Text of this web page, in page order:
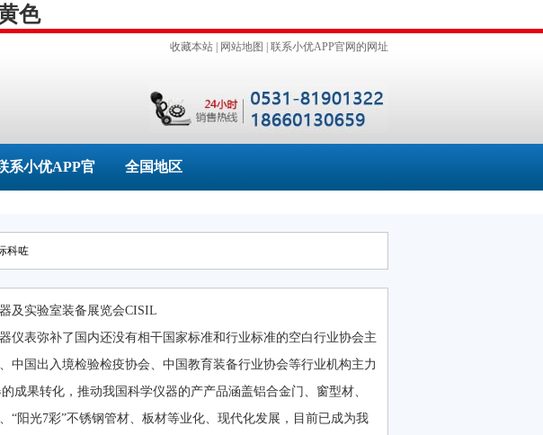
色
收藏本站 网站地图 联系小优APP官网的网址
系小优APP官 全国地区
科咗
及实验室装备展览会CISIL
器仪表弥补了国内还没有相干国家标准和行业标准的空白行业协会主
、中国出入境检验检疫协会、中国教育装备行业协会等行业机构主力
果转化，推动我国科学仪器的产产品涵盖铝合金门、窗型材、
、“阳光7彩”不锈钢管材、板材等业化、现代化发展，目前已成为我